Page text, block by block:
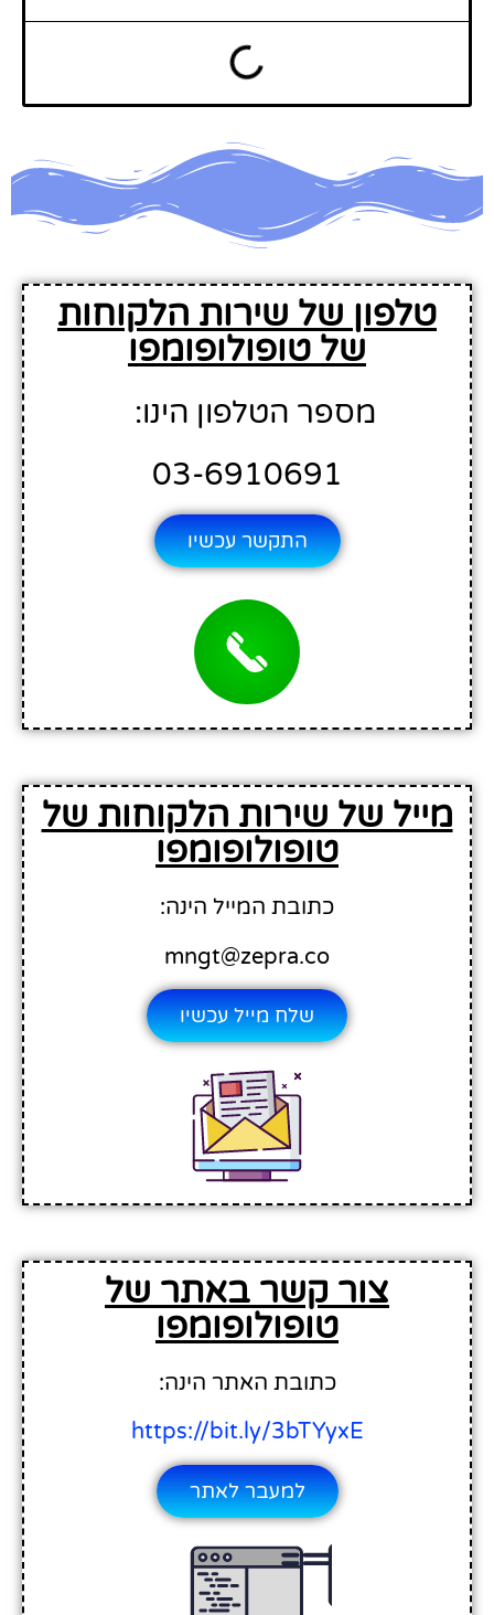
טלפון של שירות הלקוחות
של טופולופומפו
מספר הטלפון הינו:
03-6910691
התקשר עכשיו
מייל של שירות הלקוחות של
טופולופומפו
כתובת המייל הינה:
mngt@zepra.co
שלח מייל עכשיו
צור קשר באתר של
טופולופומפו
כתובת האתר הינה:
https://bit.ly/3bTYyxE
למעבר לאתר